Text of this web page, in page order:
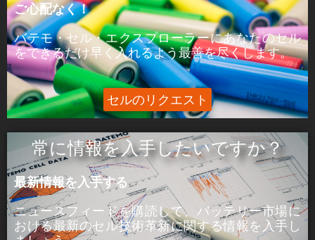
þÅ¥Õ£¿:
ピーク電流は、セルが5分間供給できる電流であ
る。
ご心配なく！
バテモ・セル・エクスプローラーにあなたのセル
をできるだけ早く入れるよう最善を尽くします。
セルのリクエスト
常に情報を入手したいですか？
最新情報を入手する
ニュースフィードを購読して、バッテリー市場に
おける最新のセル技術革新に関する情報を入手し